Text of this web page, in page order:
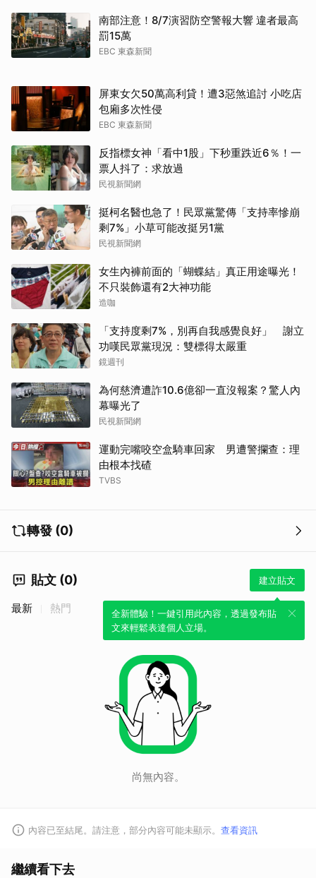
南部注意！8/7演習防空警報大響 違者最高
罰15萬
EBC 東森新聞
屏東女欠50萬高利貸！遭3惡煞追討 小吃店
包廂多次性侵
EBC 東森新聞
反指標女神「看中1股」下秒重跌近6％！一
票人抖了：求放過
民視新聞網
挺柯名醫也急了！民眾黨驚傳「支持率慘崩
剩7%」小草可能改挺另1黨
民視新聞網
女生內褲前面的「蝴蝶結」真正用途曝光！
不只裝飾還有2大神功能
造咖
「支持度剩7%，別再自我感覺良好」 謝立
功嘆民眾黨現況：雙標得太嚴重
鏡週刊
為何慈濟遭詐10.6億卻一直沒報案？驚人內
幕曝光了
民視新聞網
運動完嘴咬空盒騎車回家 男遭警攔查：理
由根本找碴
TVBS
轉發 (0)
貼文 (0) 建立貼文
全新體驗！一鍵引用此內容，透過發布貼
文來輕鬆表達個人立場。
最新 熱門
尚無內容。
內容已至結尾。請注意，部分內容可能未顯示。 查看資訊
繼續看下去